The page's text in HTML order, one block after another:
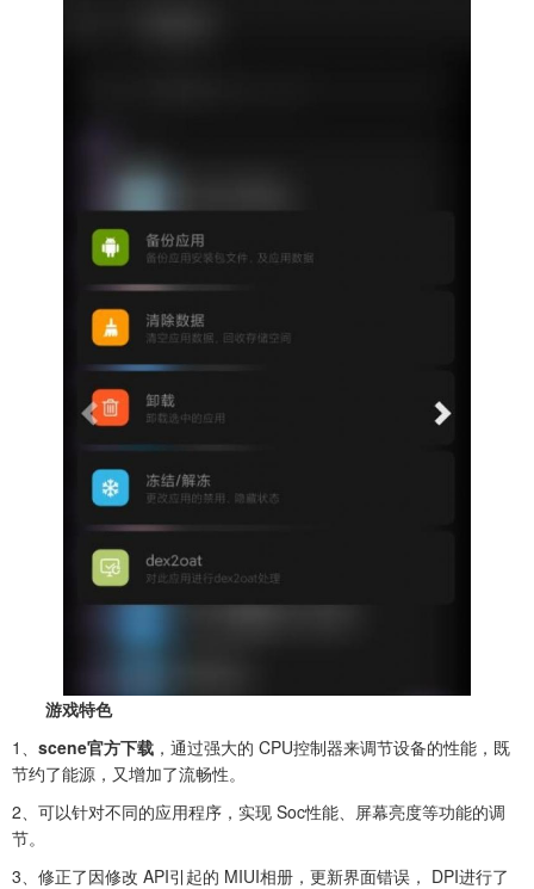
游戏特色
1、 scene官方下载 ，通过强大的 CPU控制器来调节设备的性能，既
节约了能源，又增加了流畅性。
2、可以针对不同的应用程序，实现 Soc性能、屏幕亮度等功能的调
节。
3、修正了因修改 API引起的 MIUI相册，更新界面错误， DPI进行了